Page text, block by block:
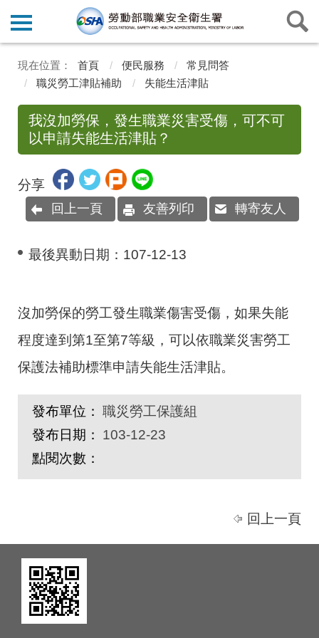
首頁 便民服務
常見問答
職災勞工津貼補助
失能生活津貼
我沒加勞保，發生職業災害受傷，可不可
以申請失能生活津貼？
分享
回上一頁 友善列印 轉寄友人
最後異動日期： 107-12-13
沒加勞保的勞工發生職業傷害受傷，如果失能
程度達到第1至第7等級，可以依職業災害勞工
保護法補助標準申請失能生活津貼。
發布單位： 職災勞工保護組
發布日期：
103-12-23
點閱次數：
回上一頁